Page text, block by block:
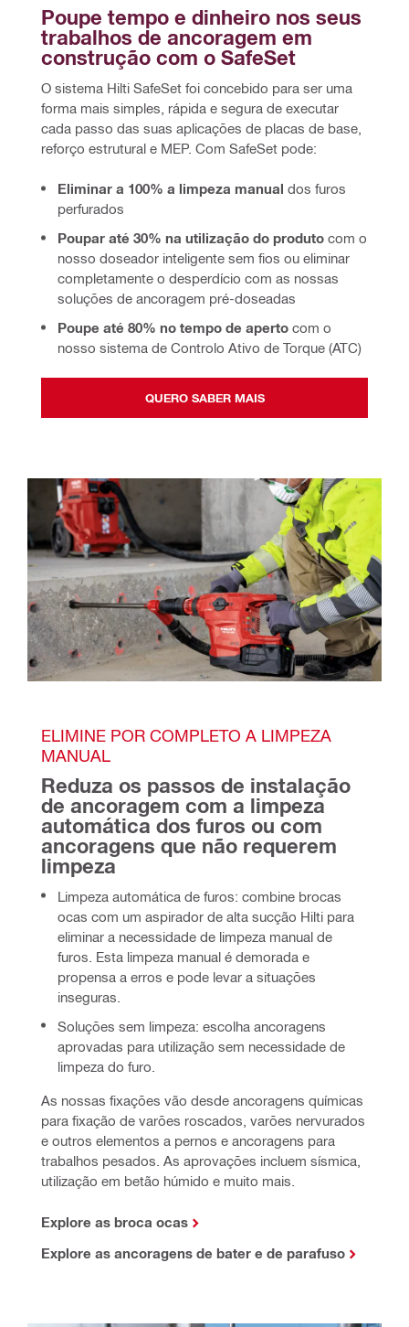
Poupe tempo e dinheiro nos seus
trabalhos de ancoragem em
construção com o SafeSet
O sistema Hilti SafeSet foi concebido para ser uma
forma mais simples, rápida e segura de executar
cada passo das suas aplicações de placas de base,
reforço estrutural e MEP. Com SafeSet pode:
Eliminar a 100% a limpeza manual dos furos
perfurados
Poupar até 30% na utilização do produto com o
nosso doseador inteligente sem fios ou eliminar
completamente o desperdício com as nossas
soluções de ancoragem pré-doseadas
Poupe até 80% no tempo de aperto com o
nosso sistema de Controlo Ativo de Torque (ATC)
QUERO SABER MAIS
ELIMINE POR COMPLETO A LIMPEZA
MANUAL
Reduza os passos de instalação
de ancoragem com a limpeza
automática dos furos ou com
ancoragens que não requerem
limpeza
Limpeza automática de furos: combine brocas
ocas com um aspirador de alta sucção Hilti para
eliminar a necessidade de limpeza manual de
furos. Esta limpeza manual é demorada e
propensa a erros e pode levar a situações
inseguras.
Soluções sem limpeza: escolha ancoragens
aprovadas para utilização sem necessidade de
limpeza do furo.
As nossas fixações vão desde ancoragens químicas
para fixação de varões roscados, varões nervurados
e outros elementos a pernos e ancoragens para
trabalhos pesados. As aprovações incluem sísmica,
utilização em betão húmido e muito mais.
Explore as broca ocas
Explore as ancoragens de bater e de parafuso